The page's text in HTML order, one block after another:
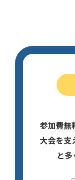
参加費無
大会を支
と